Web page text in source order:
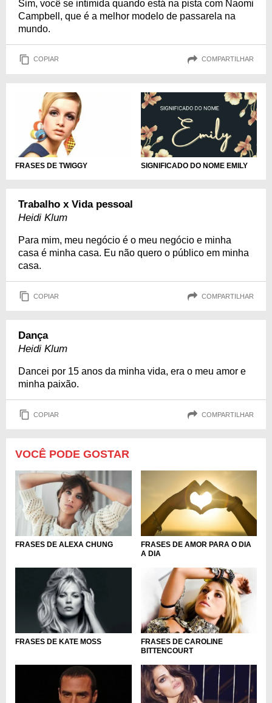
Sim, você se intimida quando está na pista com Naomi
Campbell, que é a melhor modelo de passarela na
mundo.
COPIAR COMPARTILHAR
FRASES DE TWIGGY SIGNIFICADO DO NOME EMILY
Trabalho x Vida pessoal
Heidi Klum
Para mim, meu negócio é o meu negócio e minha
casa é minha casa. Eu não quero o público em minha
casa.
COPIAR COMPARTILHAR
Dança
Heidi Klum
Dancei por 15 anos da minha vida, era o meu amor e
minha paixão.
COPIAR COMPARTILHAR
VOCÊ PODE GOSTAR
FRASES DE ALEXA CHUNG
FRASES DE AMOR PARA O DIA
A DIA
FRASES DE KATE MOSS
FRASES DE CAROLINE
BITTENCOURT